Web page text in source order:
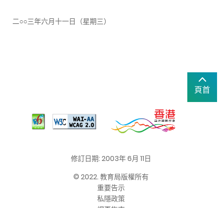
二○○三年六月十一日（星期三）
頁首
修訂日期: 2003年 6月 11日
© 2022. 教育局版權所有
重要告示
私隱政策